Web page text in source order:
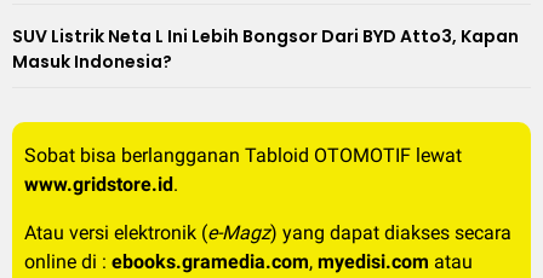
SUV Listrik Neta L Ini Lebih Bongsor Dari BYD Atto3, Kapan
Masuk Indonesia?
Sobat bisa berlangganan Tabloid OTOMOTIF lewat
www.gridstore.id .
Atau versi elektronik (e-Magz) yang dapat diakses secara
online di : ebooks.gramedia.com, myedisi.com atau